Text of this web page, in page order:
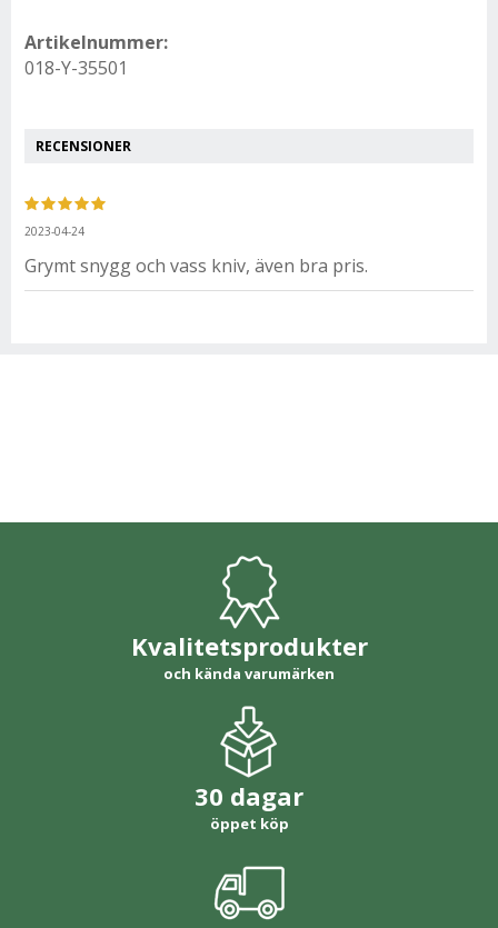
Artikelnummer:
018-Y-35501
RECENSIONER
2023-04-24
Grymt snygg och vass kniv, även bra pris.
Kvalitetsprodukter
och kända varumärken
30 dagar
öppet köp